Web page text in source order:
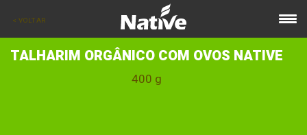
TALHARIM ORGÂNICO COM OVOS NATIVE
400 g
< VOLTAR